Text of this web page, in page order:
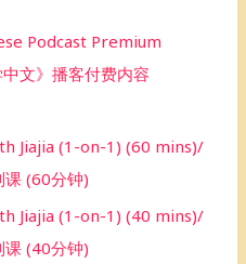
Podcast Premium
文》播客付费内容
Jiajia (1-on-1) (60 mins)/
(60分钟)
Jiajia (1-on-1) (40 mins)/
(40分钟)